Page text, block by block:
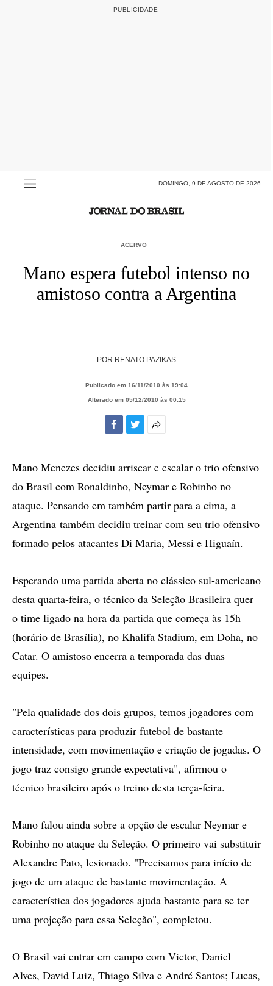
DOMINGO, 9 DE AGOSTO DE 2026
ACERVO
Mano espera futebol intenso no
amistoso contra a Argentina
POR RENATO PAZIKAS
Publicado em 16/11/2010 às 19:04
Alterado em 05/12/2010 às 00:15
compartilhamento
Mano Menezes decidiu arriscar e escalar o trio ofensivo
do Brasil com Ronaldinho, Neymar e Robinho no
ataque. Pensando em também partir para a cima, a
Argentina também decidiu treinar com seu trio ofensivo
formado pelos atacantes Di Maria, Messi e Higuaín.
Esperando uma partida aberta no clássico sul-americano
desta quarta-feira, o técnico da Seleção Brasileira quer
o time ligado na hora da partida que começa às 15h
(horário de Brasília), no Khalifa Stadium, em Doha, no
Catar. O amistoso encerra a temporada das duas
equipes.
"Pela qualidade dos dois grupos, temos jogadores com
características para produzir futebol de bastante
intensidade, com movimentação e criação de jogadas. O
jogo traz consigo grande expectativa", afirmou o
técnico brasileiro após o treino desta terça-feira.
Mano falou ainda sobre a opção de escalar Neymar e
Robinho no ataque da Seleção. O primeiro vai substituir
Alexandre Pato, lesionado. "Precisamos para início de
jogo de um ataque de bastante movimentação. A
característica dos jogadores ajuda bastante para se ter
uma projeção para essa Seleção", completou.
O Brasil vai entrar em campo com Victor, Daniel
Alves, David Luiz, Thiago Silva e André Santos; Lucas,